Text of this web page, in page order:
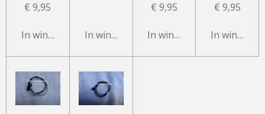
€ 9,95
In winkelwagenIn winkelwagen
€ 9,95
In winkelwagen
€ 9,95
In